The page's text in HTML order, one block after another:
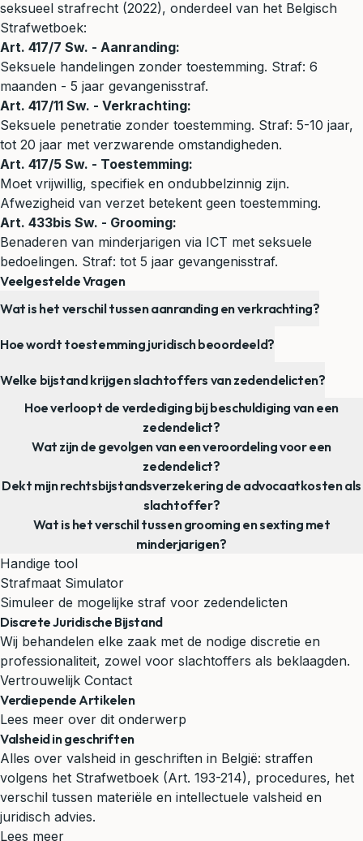
seksueel strafrecht (2022), onderdeel van het Belgisch
Strafwetboek:
Art. 417/7 Sw. - Aanranding:
Seksuele handelingen zonder toestemming. Straf: 6
maanden - 5 jaar gevangenisstraf.
Art. 417/11 Sw. - Verkrachting:
Seksuele penetratie zonder toestemming. Straf: 5-10 jaar,
tot 20 jaar met verzwarende omstandigheden.
Art. 417/5 Sw. - Toestemming:
Moet vrijwillig, specifiek en ondubbelzinnig zijn.
Afwezigheid van verzet betekent geen toestemming.
Art. 433bis Sw. - Grooming:
Benaderen van minderjarigen via ICT met seksuele
bedoelingen. Straf: tot 5 jaar gevangenisstraf.
Veelgestelde Vragen
Wat is het verschil tussen aanranding en verkrachting?
Hoe wordt toestemming juridisch beoordeeld?
Welke bijstand krijgen slachtoffers van zedendelicten?
Hoe verloopt de verdediging bij beschuldiging van een
zedendelict?
Wat zijn de gevolgen van een veroordeling voor een
zedendelict?
Dekt mijn rechtsbijstandsverzekering de advocaatkosten als
slachtoffer?
Wat is het verschil tussen grooming en sexting met
minderjarigen?
Handige tool
Strafmaat Simulator
Simuleer de mogelijke straf voor zedendelicten
Discrete Juridische Bijstand
Wij behandelen elke zaak met de nodige discretie en
professionaliteit, zowel voor slachtoffers als beklaagden.
Vertrouwelijk Contact
Verdiepende Artikelen
Lees meer over dit onderwerp
Valsheid in geschriften
Alles over valsheid in geschriften in België: straffen
volgens het Strafwetboek (Art. 193-214), procedures, het
verschil tussen materiële en intellectuele valsheid en
juridisch advies.
Lees meer